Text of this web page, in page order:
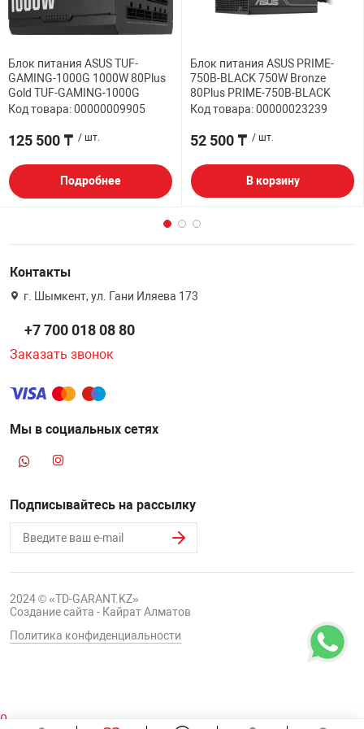
Блок питания ASUS TUF-
GAMING-1000G 1000W 80Plus
Gold TUF-GAMING-1000G
Код товара: 00000009905
125 500 ₸ / шт.
Подробнее
Блок питания ASUS PRIME-
750B-BLACK 750W Bronze
80Plus PRIME-750B-BLACK
Код товара: 00000023239
52 500 ₸ / шт.
В корзину
Контакты
г. Шымкент, ул. Гани Иляева 173
+7 700 018 08 80
Заказать звонок
Мы в социальных сетях
Подписывайтесь на рассылку
2024 © «TD-GARANT.KZ»
Создание сайта - Кайрат Алматов
Политика конфиденциальности
0